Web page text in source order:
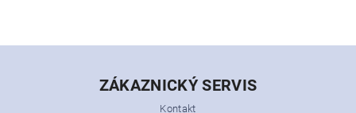
ZÁKAZNICKÝ SERVIS
Kontakt